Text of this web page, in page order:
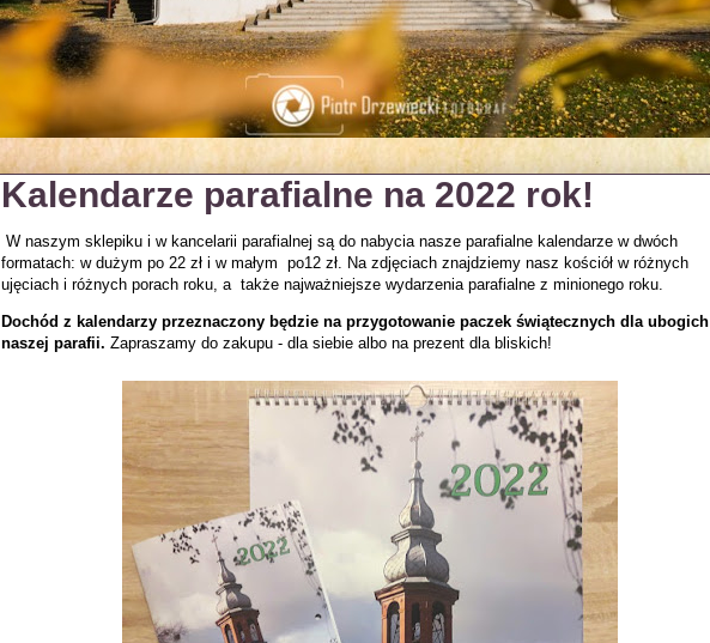
Kalendarze parafialne na 2022 rok!
W naszym sklepiku i w kancelarii parafialnej są do nabycia nasze parafialne kalendarze w dwóch
formatach: w dużym po 22 zł i w małym po12 zł. Na zdjęciach znajdziemy nasz kościół w różnych
ujęciach i różnych porach roku, a także najważniejsze wydarzenia parafialne z minionego roku.
Dochód z kalendarzy przeznaczony będzie na przygotowanie paczek świątecznych dla
naszej parafii. Zapraszamy do zakupu - dla siebie albo na prezent dla bliskich!